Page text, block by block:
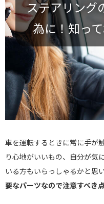
ステアリング
為に！知っ
車を運転するときに常に手が
り心地がいいもの、自分が気
いる方もいらっしゃるかと思
要なパーツなので注意すべき